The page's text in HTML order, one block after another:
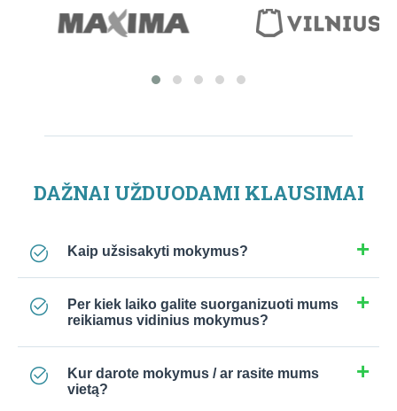
DAŽNAI UŽDUODAMI KLAUSIMAI
Kaip užsisakyti mokymus?
Per kiek laiko galite suorganizuoti mums
reikiamus vidinius mokymus?
Kur darote mokymus / ar rasite mums
vietą?